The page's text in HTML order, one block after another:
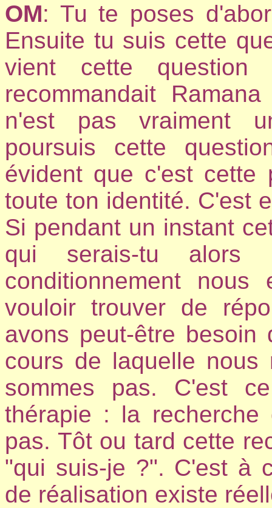
OM: Tu te poses
Ensuite tu suis cette
vient cette
recommandait
n'est pas vraiment
poursuis cette
évident que c'est cette
toute ton identité. C'est
Si pendant un instant
qui serais-tu alors
conditionnement
vouloir trouver de
avons peut-être besoin
cours de laquelle nous
sommes pas. C'est
thérapie : la
pas. Tôt ou tard cette
"qui suis-je ?". C'est à
de réalisation existe